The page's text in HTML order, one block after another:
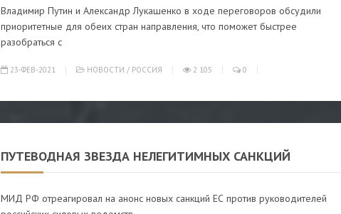
Владимир Путин и Александр Лукашенко в ходе переговоров обсудили
приоритетные для обеих стран направления, что поможет быстрее
разобраться с
23-ФЕВ-2021 НОВОСТИ / РОССИЯ 2 105 0
ПУТЕВОДНАЯ ЗВЕЗДА НЕЛЕГИТИМНЫХ САНКЦИЙ
МИД РФ отреагировал на анонс новых санкций ЕС против руководителей